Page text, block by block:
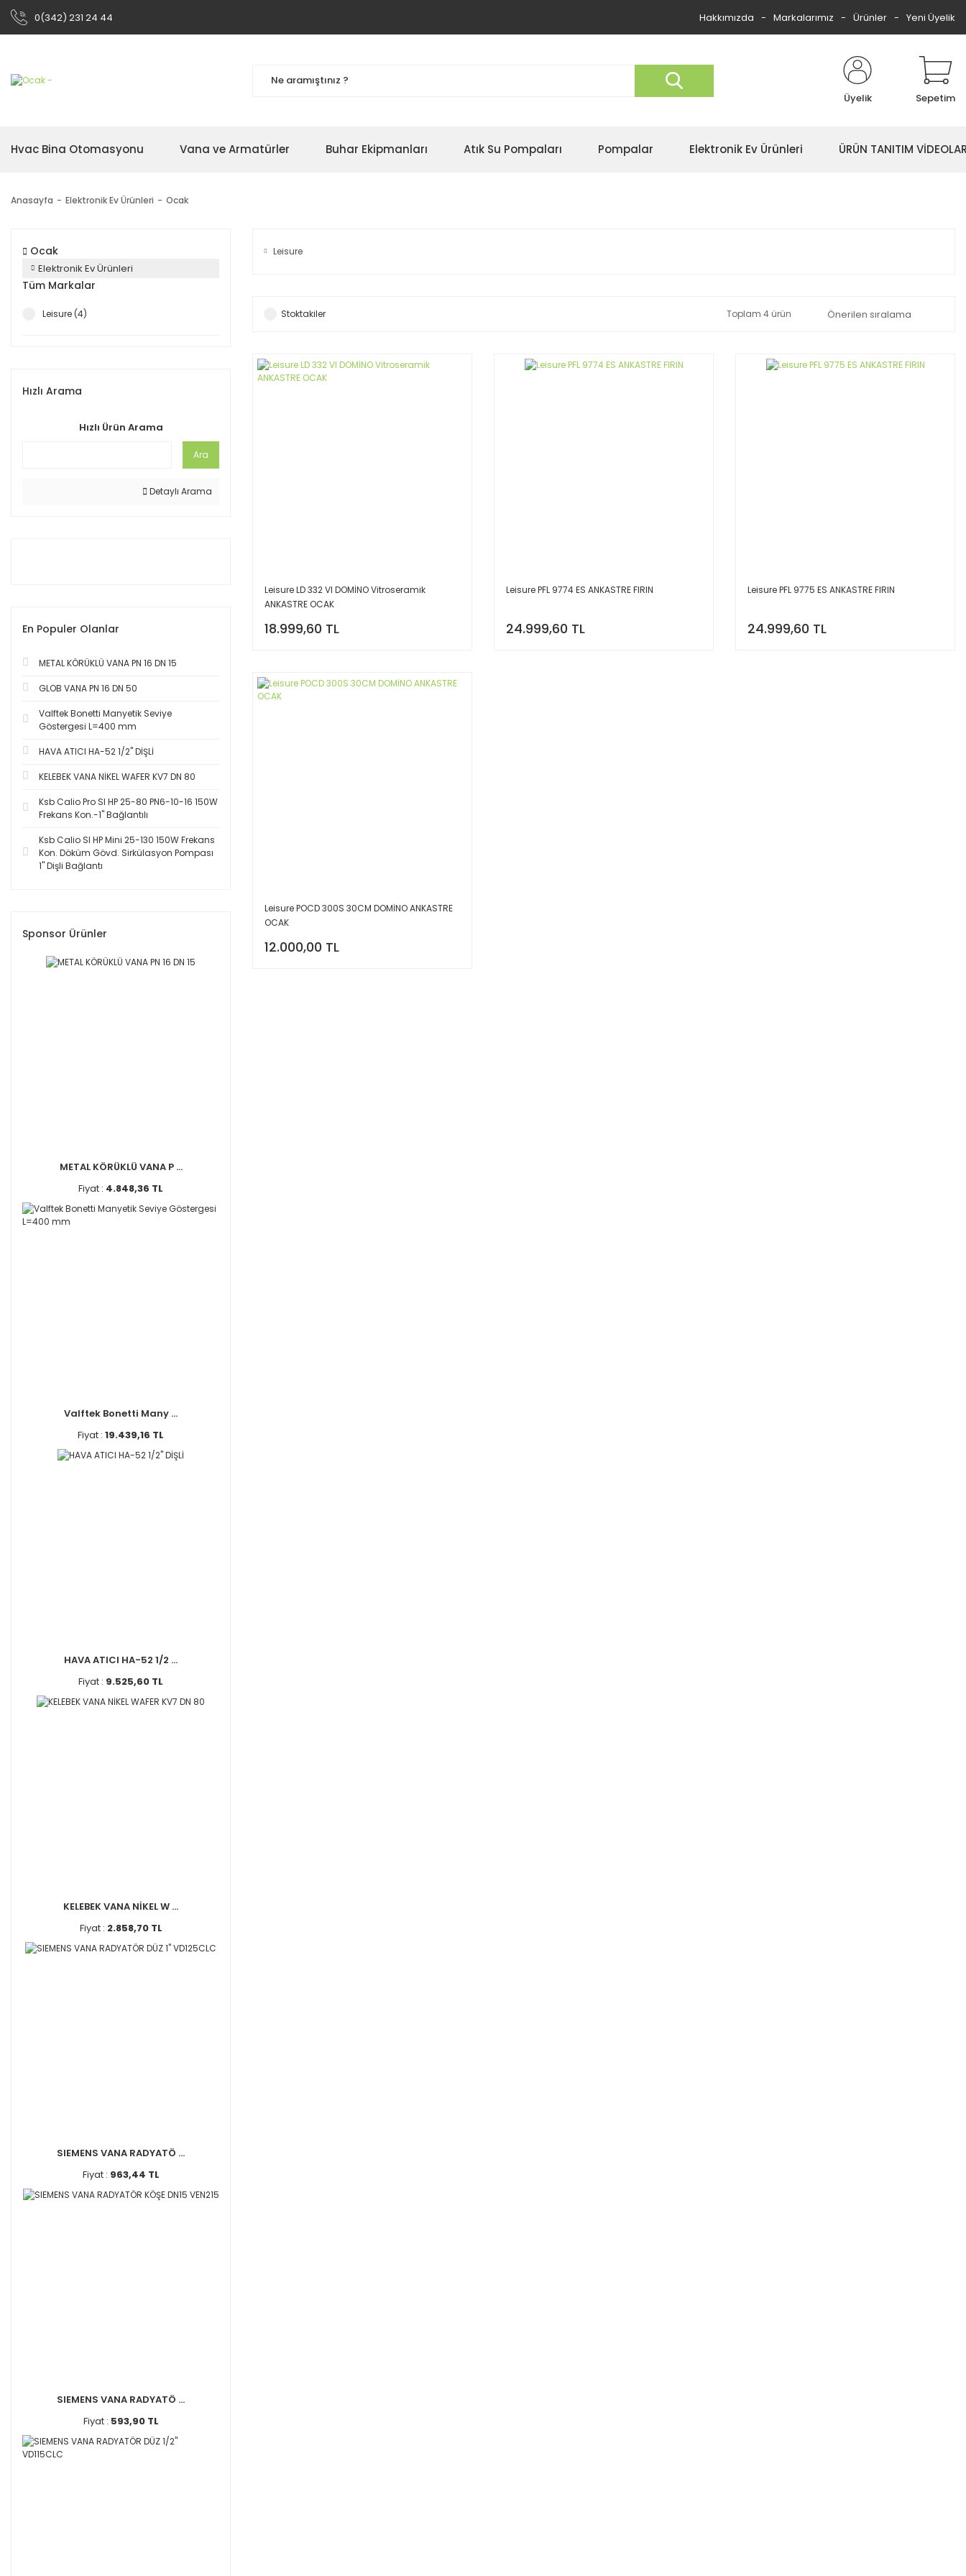
0(342) 231 24 44 Hakkımızda Markalarımız Ürünler Yeni Üyelik
Üyelik Sepetim
Hvac Bina Otomasyonu Vana ve Armatürler Buhar Ekipmanları Atık Su Pompaları Pompalar Elektronik Ev Ürünleri ÜRÜN TANITIM
Anasayfa Elektronik Ev Ürünleri Ocak
Ocak
Elektronik Ev Ürünleri
Tüm Markalar
Leisure (4)
Hızlı Arama
Hızlı Ürün Arama
Ara
Detaylı Arama
En Populer Olanlar
METAL KÖRÜKLÜ VANA PN 16 DN 15
GLOB VANA PN 16 DN 50
Valftek Bonetti Manyetik Seviye
Göstergesi L=400 mm
HAVA ATICI HA-52 1/2'' DİŞLİ
KELEBEK VANA NİKEL WAFER KV7 DN 80
Ksb Calio Pro SI HP 25-80 PN6-10-16 150W
Frekans Kon.-1'' Bağlantılı
Ksb Calio SI HP Mini 25-130 150W Frekans
Kon. Döküm Gövd. Sirkülasyon Pompası
1'' Dişli Bağlantı
Sponsor Ürünler
METAL KÖRÜKLÜ VANA P ...
Fiyat : 4.848,36 TL
Valftek Bonetti Many ...
Fiyat : 19.439,16 TL
HAVA ATICI HA-52 1/2 ...
Fiyat : 9.525,60 TL
KELEBEK VANA NİKEL W ...
Fiyat : 2.858,70 TL
SIEMENS VANA RADYATÖ ...
Fiyat : 963,44 TL
SIEMENS VANA RADYATÖ ...
Fiyat : 593,90 TL
Leisure
Stoktakiler Toplam 4 ürün
Leisure LD 332 VI DOMİNO Vitroseramik
ANKASTRE OCAK
18.999,60 TL
Leisure PFL 9774 ES ANKASTRE FIRIN
24.999,60 TL
Leisure PFL 9775 ES ANKASTRE FIRIN
24.999,60 TL
Leisure POCD 300S 30CM DOMİNO ANKASTRE
OCAK
12.000,00 TL